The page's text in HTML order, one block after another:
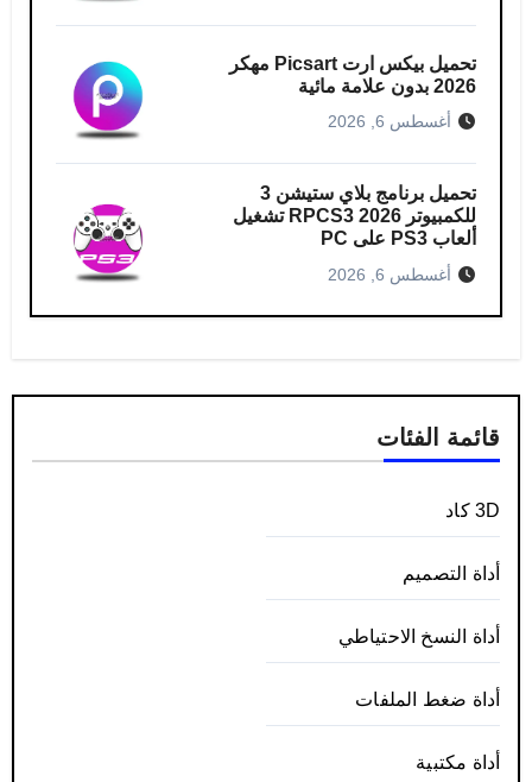
تحميل بيكس ارت Picsart مهكر
2026 بدون علامة مائية
أغسطس 6, 2026
تحميل برنامج بلاي ستيشن 3
للكمبيوتر RPCS3 2026 تشغيل
ألعاب PS3 على PC
أغسطس 6, 2026
قائمة الفئات
3D كاد
أداة التصميم
أداة النسخ الاحتياطي
أداة ضغط الملفات
أداة مكتبية